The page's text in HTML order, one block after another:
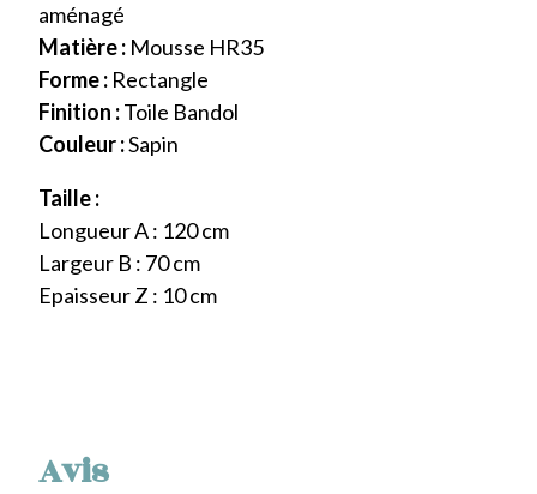
Avis
aménagé
Matière : Mousse HR35
Forme : Rectangle
Finition :Toile Bandol
Couleur :Sapin
Taille :
Longueur A : 120 cm
Largeur B : 70 cm
Epaisseur Z : 10 cm